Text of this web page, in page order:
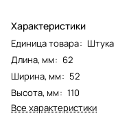
Характеристики
Единица товара: Штука
Длина, мм: 62
Ширина, мм: 52
Высота, мм: 110
Все характеристики